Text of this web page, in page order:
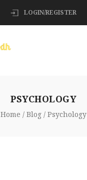
LOGIN/REGISTER
PSYCHOLOGY
Home Blog Psychology